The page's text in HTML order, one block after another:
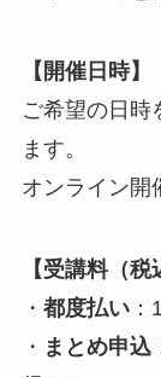
【開催日時】
ご希望の日時
ます。
オンライン開
【受講料（税
・ 都度払い：
・ まとめ申込